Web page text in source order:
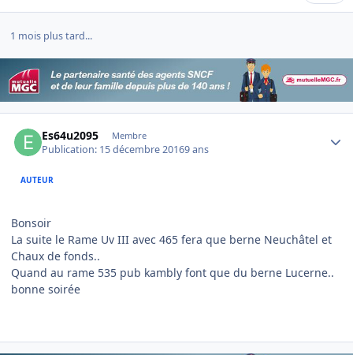
1 mois plus tard...
Es64u2095 Membre
Publication: 15 décembre 20169 ans
AUTEUR
Bonsoir
La suite le Rame Uv III avec 465 fera que berne Neuchâtel et
Chaux de fonds..
Quand au rame 535 pub kambly font que du berne Lucerne..
bonne soirée